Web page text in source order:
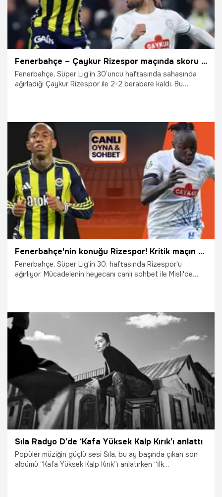
Fenerbahçe – Çaykur Rizespor maçında skoru belirleyen gol 90+8. dakikada geldi
Fenerbahçe, Süper Lig’in 30’uncu haftasında sahasında
ağırladığı Çaykur Rizespor ile 2-2 berabere kaldı. Bu
17.04.2026 Süper Lig
Fenerbahçe'nin konuğu Rizespor! Kritik maçın heyecanı canlı sohbet ile Misli'de
Fenerbahçe, Süper Lig'in 30. haftasında Rizespor'u
ağırlıyor. Mücadelenin heyecanı canlı sohbet ile Misli'de
17.04.2026
Sıla Radyo D’de ‘Kafa Yüksek Kalp Kırık’ı anlattı
Popüler müziğin güçlü sesi Sıla, bu ay başında çıkan son
albümü “Kafa Yüksek Kalp Kırık”ı anlatırken “İlk